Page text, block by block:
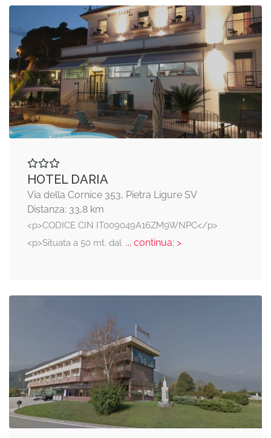
HOTEL DARIA
Via della Cornice 353, Pietra Ligure SV
Distanza: 33,8 km
<p>CODICE CIN IT009049A16ZM9WNPC</p>
<p>Situata a 50 mt. dal... continua: >